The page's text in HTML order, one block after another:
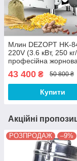
Млин DEZOPT HK-
220V (3.6 кВт, 250
професійна жорнова
сипучих матеріалів
43 400 ₴ 50 800 ₴
Купити
Акційні
РОЗПРОДАЖ –9%